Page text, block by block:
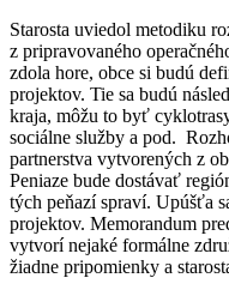
Starosta uviedol metodiku
z pripravovaného
zdola hore, obce si budú
projektov. Tie sa budú
kraja, môžu to byť
sociálne služby a pod.
partnerstva vytvorených z
Peniaze bude dostávať
tých peňazí spraví. Upúšťa
projektov. Memorandum
vytvorí nejaké formálne
žiadne pripomienky a